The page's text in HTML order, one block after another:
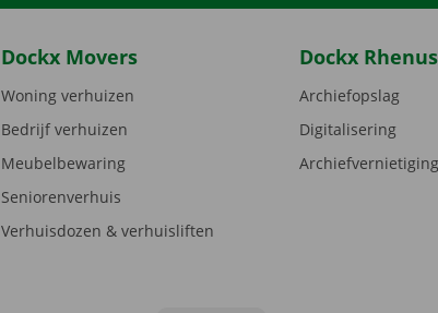
Dockx Movers
Woning verhuizen
Bedrijf verhuizen
Meubelbewaring
Seniorenverhuis
Verhuisdozen & verhuisliften
Dockx
Archiefopslag
Digitalisering
Archiefvernietiging